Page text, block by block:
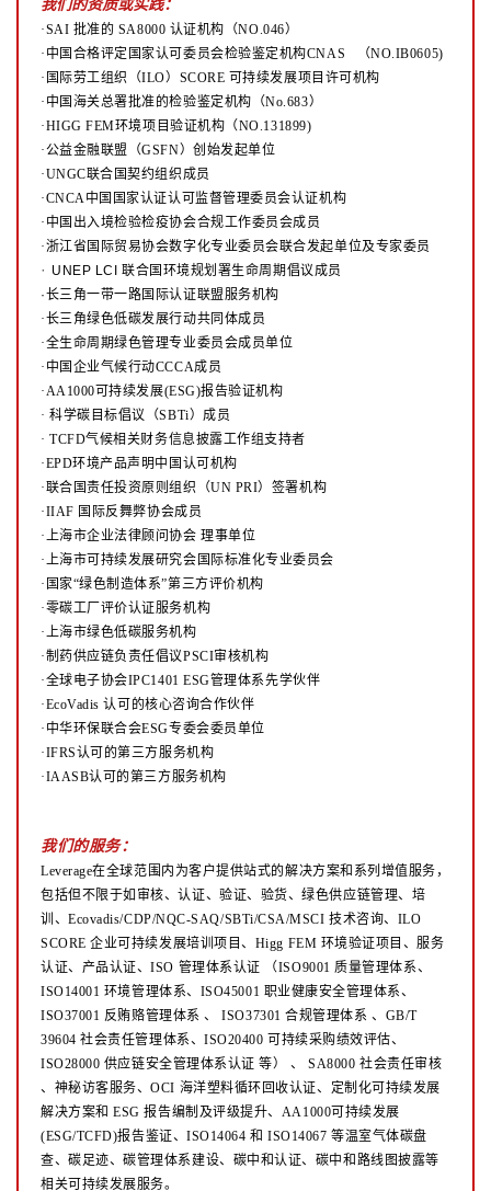
·SAI 批准的 SA8000 认证机构（NO.046）
·中国合格评定国家认可委员会检验鉴定机构CNAS （NO.IB0605)
·国际劳工组织（ILO）SCORE 可持续发展项目许可机构
·中国海关总署批准的检验鉴定机构（No.683）
·HIGG FEM环境项目验证机构（NO.131899)
·公益金融联盟（GSFN）创始发起单位
·UNGC联合国契约组织成员
·CNCA中国国家认证认可监督管理委员会认证机构
·中国出入境检验检疫协会合规工作委员会成员
·浙江省国际贸易协会数字化专业委员会联合发起单位及专家委员
· UNEP LCI 联合国环境规划署生命周期倡议成员
·长三角一带一路国际认证联盟服务机构
·长三角绿色低碳发展行动共同体成员
·全生命周期绿色管理专业委员会成员单位
·中国企业气候行动CCCA成员
·AA1000可持续发展(ESG)报告验证机构
·科学碳目标倡议（SBTi）成员
·TCFD气候相关财务信息披露工作组支持者
·EPD环境产品声明中国认可机构
·联合国责任投资原则组织（UN PRI）签署机构
·IIAF 国际反舞弊协会成员
·上海市企业法律顾问协会 理事单位
·上海市可持续发展研究会国际标准化专业委员会
·国家“绿色制造体系”第三方评价机构
·零碳工厂评价认证服务机构
·上海市绿色低碳服务机构
·制药供应链负责任倡议PSCI审核机构
·全球电子协会IPC1401 ESG管理体系先学伙伴
·EcoVadis 认可的核心咨询合作伙伴
·中华环保联合会ESG专委会委员单位
·IFRS认可的第三方服务机构
·IAASB认可的第三方服务机构
我们的服务：
Leverage在全球范围内为客户提供站式的解决方案和系列增值服务，
包括但不限于如审核、认证、验证、验货、绿色供应链管理、培
训、Ecovadis/CDP/NQC-SAQ/SBTi/CSA/MSCI 技术咨询、ILO
SCORE 企业可持续发展培训项目、Higg FEM 环境验证项目、服务
认证、产品认证、ISO 管理体系认证
（ISO9001 质量管理体系、
ISO14001 环境管理体系、ISO45001 职业健康安全管理体系、
ISO37001 反贿赂管理体系、ISO37301 合规管理体系 、GB/T
39604 社会责任管理体系、ISO20400 可持续采购绩效评估、
ISO28000 供应链安全管理体系认证等）、SA8000 社会责任审核
、神秘访客服务、OCI 海洋塑料循环回收认证、定制化可持续发展
解决方案和 ESG 报告编制及评级提升、AA1000可持续发展
(ESG/TCFD)报告鉴证、ISO14064 和 ISO14067 等温室气体碳盘
查、碳足迹、碳管理体系建设、碳中和认证、碳中和路线图披露等
相关可持续发展服务。